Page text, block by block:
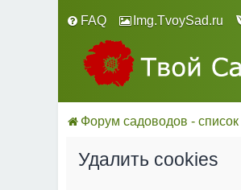
FAQ Img.TvoySad.ru
Форум садоводов -
Удалить cookies